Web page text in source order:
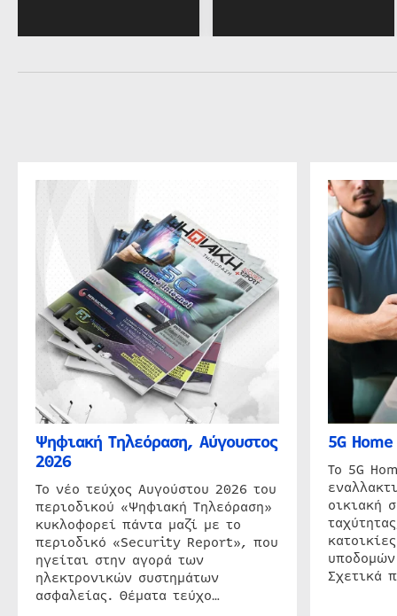
Ψηφιακή Τηλεόραση, Αύγουστος
2026
Το νέο τεύχος Αυγούστου 2026 του
περιοδικού «Ψηφιακή Τηλεόραση»
κυκλοφορεί πάντα μαζί με το
περιοδικό «Security Report», που
ηγείται στην αγορά των
ηλεκτρονικών συστημάτων
ασφαλείας. Θέματα τεύχο…
5G
Το 5G
οικιακή
Σχετικά